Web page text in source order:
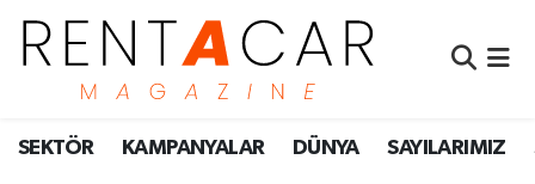
SEKTÖR KAMPANYALAR DÜNYA SAYILARIMIZ
İstanbul Nöbetçi Eczaneler
İstanbul Hava Durumu